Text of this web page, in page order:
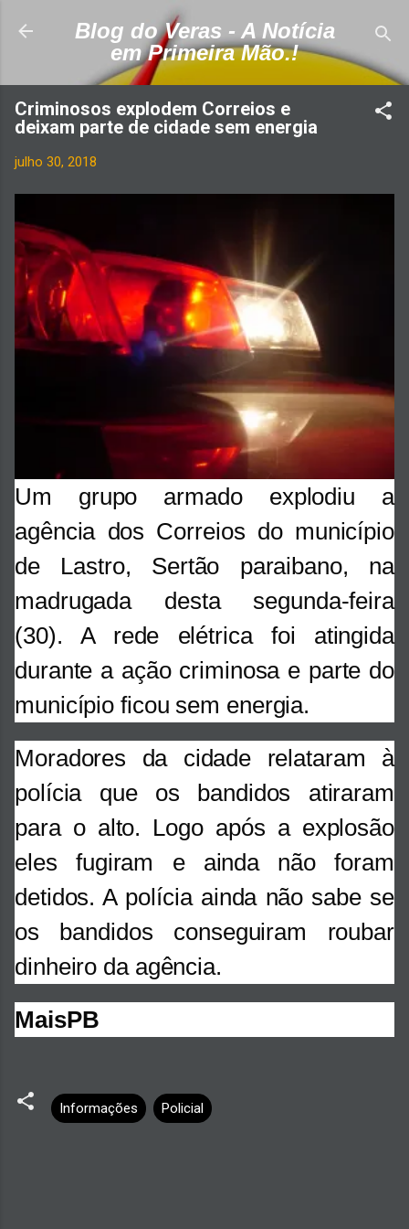
Pular para o conteúdo principal
Blog do Veras - A Notícia
em Primeira Mão.!
Criminosos explodem Correios e
deixam parte de cidade sem energia
julho 30, 2018
Um grupo armado explodiu a
agência dos Correios do município
de Lastro, Sertão paraibano, na
madrugada desta segunda-feira
(30). A rede elétrica foi atingida
durante a ação criminosa e parte do
município ficou sem energia.
Moradores da cidade relataram à
polícia que os bandidos atiraram
para o alto. Logo após a explosão
eles fugiram e ainda não foram
detidos. A polícia ainda não sabe se
os bandidos conseguiram roubar
dinheiro da agência.
MaisPB
Informações Policial